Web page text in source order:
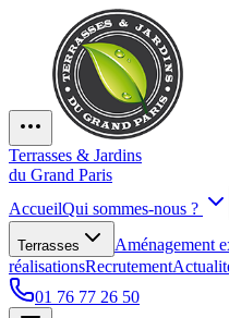
Terrasses & Jardins
du Grand Paris
AccueilQui sommes-nous ?
Terrasses Aménagement
réalisationsRecrutement
01 76 77 26 50